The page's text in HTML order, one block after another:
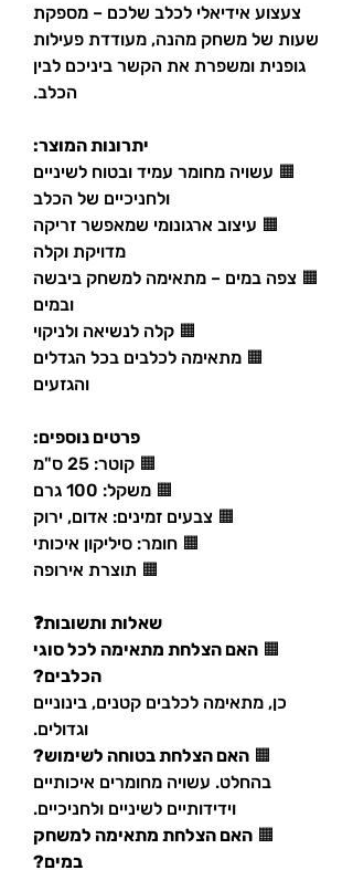
צעצוע אידיאלי לכלב שלכם – מספקת
שעות של משחק מהנה, מעודדת פעילות
גופנית ומשפרת את הקשר ביניכם לבין
הכלב.
יתרונות המוצר:
🟧 עשויה מחומר עמיד ובטוח לשיניים
ולחניכיים של הכלב
🟧 עיצוב ארגונומי שמאפשר זריקה
מדויקת וקלה
🟧 צפה במים – מתאימה למשחק ביבשה
ובמים
🟧 קלה לנשיאה ולניקוי
🟧 מתאימה לכלבים בכל הגדלים
והגזעים
פרטים נוספים:
🟧 קוטר: 25 ס"מ
🟧 משקל: 100 גרם
🟧 צבעים זמינים: אדום, ירוק
🟧 חומר: סיליקון איכותי
🟧 תוצרת אירופה
שאלות ותשובות❓
🟧 האם הצלחת מתאימה לכל סוגי
הכלבים?
כן, מתאימה לכלבים קטנים, בינוניים
וגדולים.
🟧 האם הצלחת בטוחה לשימוש?
בהחלט. עשויה מחומרים איכותיים
וידידותיים לשיניים ולחניכיים.
🟧 האם הצלחת מתאימה למשחק
במים?